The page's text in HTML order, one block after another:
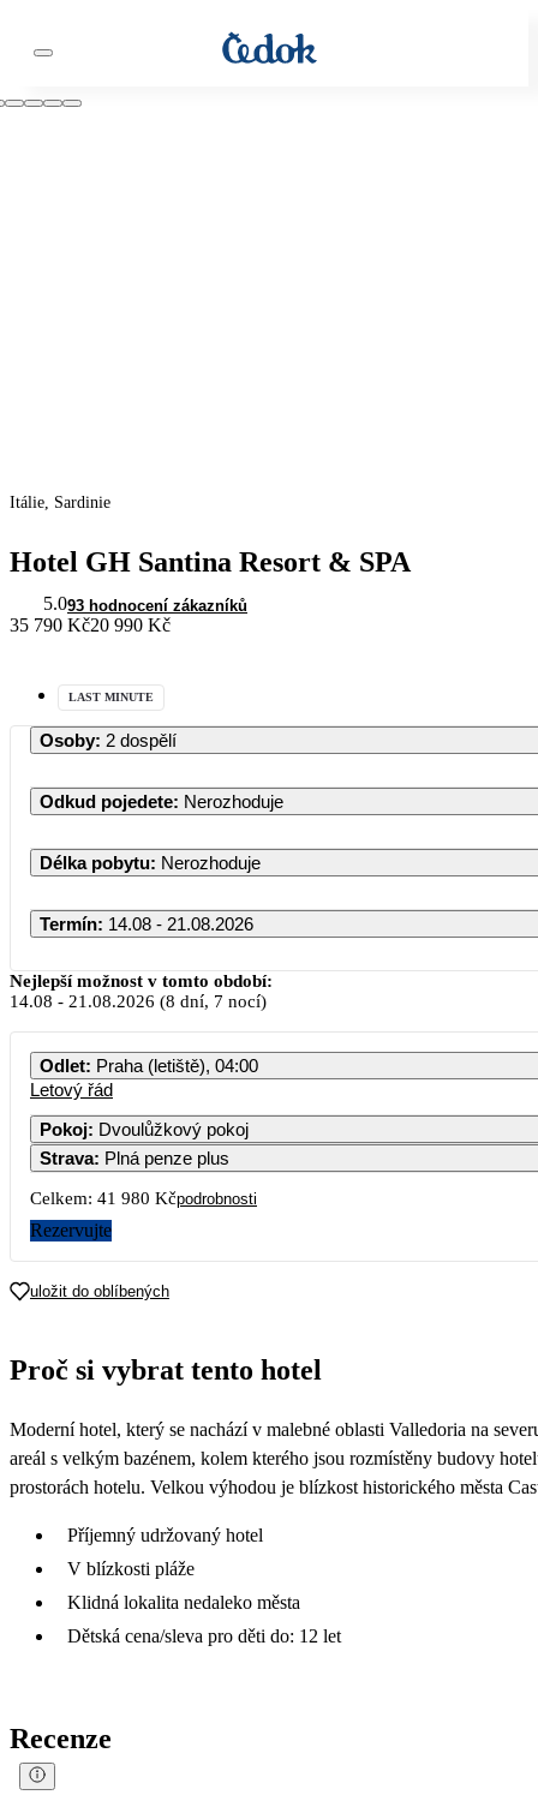
Itálie, Sardinie
Hotel GH Santina Resort & SPA
5.093 hodnocení zákazníků
35 790 Kč20 990 Kč
LAST MINUTE
Osoby: 2 dospělí
Odkud pojedete: Nerozhoduje
Délka pobytu: Nerozhoduje
Termín: 14.08 - 21.08.2026
Nejlepší možnost v tomto období:
14.08 - 21.08.2026 (8 dní, 7 nocí)
Odlet: Praha (letiště), 04:00
Letový řád
Pokoj: Dvoulůžkový pokoj
Strava: Plná penze plus
Celkem: 41 980 Kčpodrobnosti
Rezervujte
uložit do oblíbených
Proč si vybrat tento hotel
Moderní hotel, který se nachází v malebné oblasti Valledoria na
areál s velkým bazénem, kolem kterého jsou rozmístěny budovy
prostorách hotelu. Velkou výhodou je blízkost historického města
Příjemný udržovaný hotel
V blízkosti pláže
Klidná lokalita nedaleko města
Dětská cena/sleva pro děti do: 12 let
Recenze